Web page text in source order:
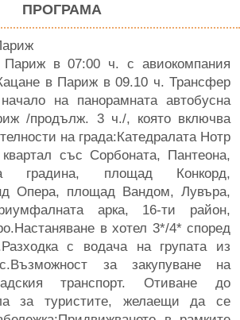
ПРОГРАМА
в 07:00 ч. с авиокомпания
в Париж в 09.10 ч. Трансфер
на панорамната автобусна
/продълж. 3 ч./, която включва
на града:Катедралата Нотр
със Сорбоната, Пантеона,
градина, площад Конкорд,
Опера, площад Вандом, Лувъра,
арка, 16-ти район,
в хотел 3*/4* според
с водача на групата из
за закупуване на
транспорт. Отиване до
за туристите, желаещи да се